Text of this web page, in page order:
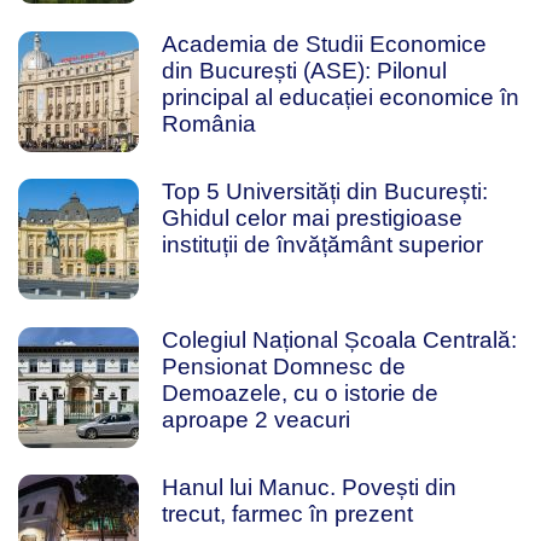
Academia de Studii Economice
din București (ASE): Pilonul
principal al educației economice în
România
Top 5 Universități din București:
Ghidul celor mai prestigioase
instituții de învățământ superior
Colegiul Național Școala Centrală:
Pensionat Domnesc de
Demoazele, cu o istorie de
aproape 2 veacuri
Hanul lui Manuc. Povești din
trecut, farmec în prezent